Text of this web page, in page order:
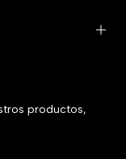
productos,